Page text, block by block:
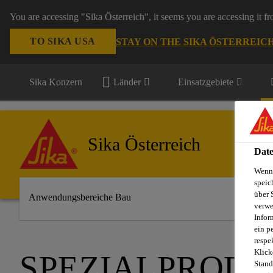
You are accessing "Sika Österreich", it seems you are accessing it
TO SIKA USA STAY ON THE SIKA
Sika Konzern Länder Einsatzgebiete
Sika Österreich
Anwendungsbereiche Bau
über
ein